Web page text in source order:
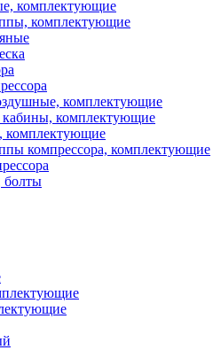
комплектующие
комплектующие
комплектующие
комплектующие
комплектующие
компрессора, комплектующие
болты